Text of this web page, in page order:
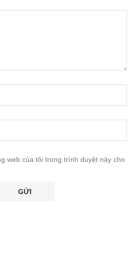
web của tôi trong trình duyệt này cho